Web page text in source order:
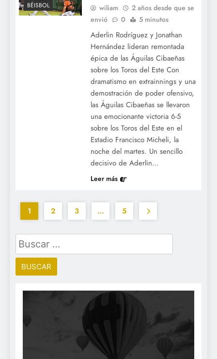
BÉISBOL wiliam
2 años desde que se
envió
0 5 minutos
Aderlin Rodríguez y Jonathan
Hernández lideran remontada
épica de las Águilas Cibaeñas
sobre los Toros del Este Con
dramatismo en extrainnings y una
demostración de poder ofensivo,
las Águilas Cibaeñas se llevaron
una emocionante victoria 6-5
sobre los Toros del Este en el
Estadio Francisco Micheli, la
noche del martes. Un sencillo
decisivo de Aderlin…
Leer más
1 2 3 … 5
Buscar: